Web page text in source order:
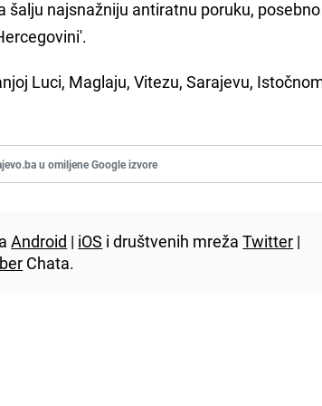
najsnažniju antiratnu poruku,
Luci, Maglaju, Vitezu, Sarajevu,
u omiljene Google izvore
Android | iOS i društvenih mrežaTwitter |
Chata.